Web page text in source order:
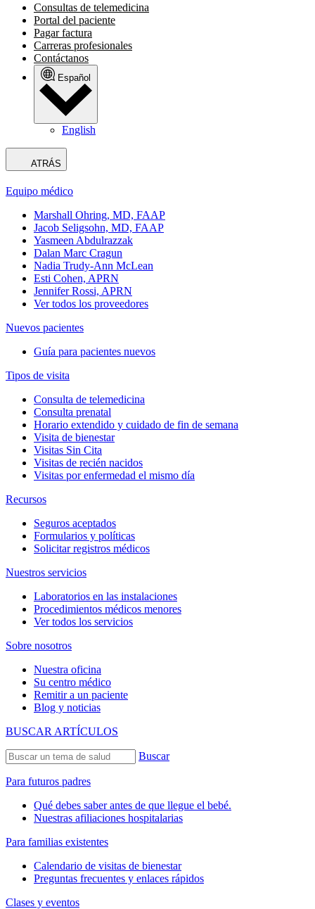
Consultas de telemedicina
Portal del paciente
Pagar factura
Carreras profesionales
Contáctanos
Español
English
ATRÁS
Equipo médico
Marshall Ohring, MD, FAAP
Jacob Seligsohn, MD, FAAP
Yasmeen Abdulrazzak
Dalan Marc Cragun
Nadia Trudy-Ann McLean
Esti Cohen, APRN
Jennifer Rossi, APRN
Ver todos los proveedores
Nuevos pacientes
Guía para pacientes nuevos
Tipos de visita
Consulta de telemedicina
Consulta prenatal
Horario extendido y cuidado de fin de semana
Visita de bienestar
Visitas Sin Cita
Visitas de recién nacidos
Visitas por enfermedad el mismo día
Recursos
Seguros aceptados
Formularios y políticas
Solicitar registros médicos
Nuestros servicios
Laboratorios en las instalaciones
Procedimientos médicos menores
Ver todos los servicios
Sobre nosotros
Nuestra oficina
Su centro médico
Remitir a un paciente
Blog y noticias
BUSCAR ARTÍCULOS
Buscar
Para futuros padres
Qué debes saber antes de que llegue el bebé.
Nuestras afiliaciones hospitalarias
Para familias existentes
Calendario de visitas de bienestar
Preguntas frecuentes y enlaces rápidos
Clases y eventos